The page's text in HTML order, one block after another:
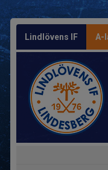
Lindlövens IF A-